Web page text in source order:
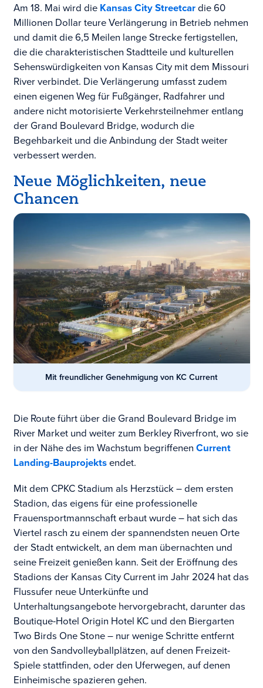
Am 18. Mai wird die Kansas City Streetcardie 60
Millionen Dollar teure Verlängerung in Betrieb nehmen
und damit die 6,5 Meilen lange Strecke fertigstellen,
die die charakteristischen Stadtteile und kulturellen
Sehenswürdigkeiten von Kansas City mit dem Missouri
River verbindet. Die Verlängerung umfasst zudem
einen eigenen Weg für Fußgänger, Radfahrer und
andere nicht motorisierte Verkehrsteilnehmer entlang
der Grand Boulevard Bridge, wodurch die
Begehbarkeit und die Anbindung der Stadt weiter
verbessert werden.
Neue Möglichkeiten, neue
Chancen
Mit freundlicher Genehmigung von KC Current
Die Route führt über die Grand Boulevard Bridge im
River Market und weiter zum Berkley Riverfront, wo sie
in der Nähe des im Wachstum begriffenen Current
Landing-Bauprojektsendet.
Mit dem CPKC Stadium als Herzstück – dem ersten
Stadion, das eigens für eine professionelle
Frauensportmannschaft erbaut wurde – hat sich das
Viertel rasch zu einem der spannendsten neuen Orte
der Stadt entwickelt, an dem man übernachten und
seine Freizeit genießen kann. Seit der Eröffnung des
Stadions der Kansas City Current im Jahr 2024 hat das
Flussufer neue Unterkünfte und
Unterhaltungsangebote hervorgebracht, darunter das
Boutique-Hotel Origin Hotel KC und den Biergarten
Two Birds One Stone – nur wenige Schritte entfernt
von den Sandvolleyballplätzen, auf denen Freizeit-
Spiele stattfinden, oder den Uferwegen, auf denen
Einheimische spazieren gehen.